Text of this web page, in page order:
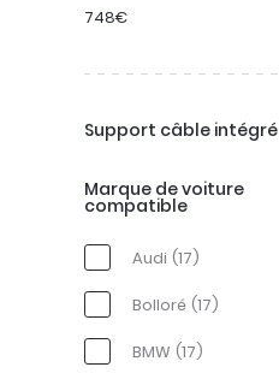
748€
Support câble intégré
Non (17)
Marque de voiture
compatible
Audi (17)
Bolloré (17)
BMW (17)